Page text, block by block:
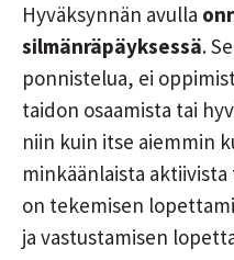
Hyväksynnän avulla
silmänräpäyksessä.
ponnistelua, ei
taidon osaamista tai
niin kuin itse aiemmin
minkäänlaista
on tekemisen
ja vastustamisen